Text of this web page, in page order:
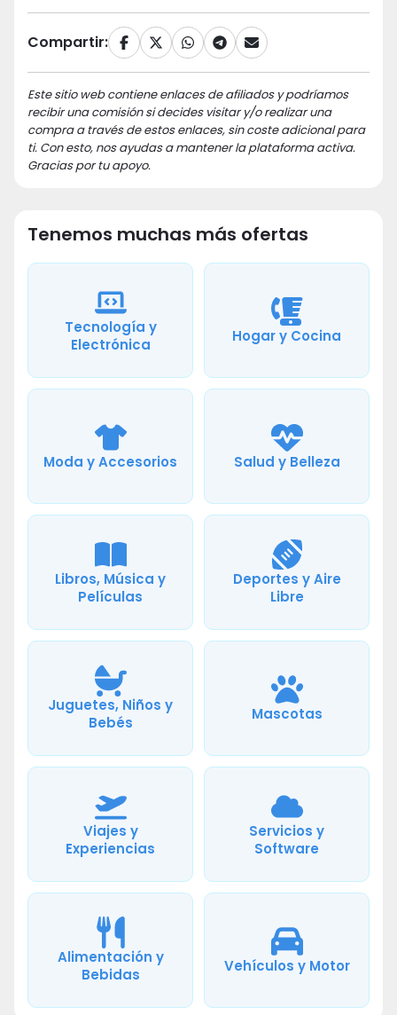
Compartir:
Este sitio web contiene enlaces de afiliados y podríamos
recibir una comisión si decides visitar y/o realizar una
compra a través de estos enlaces, sin coste adicional para
ti. Con esto, nos ayudas a mantener la plataforma activa.
Gracias por tu apoyo.
Tenemos muchas más ofertas
Tecnología y
Electrónica
Hogar y Cocina
Moda y Accesorios Salud y Belleza
Libros, Música y
Películas
Deportes y Aire
Libre
Juguetes, Niños y
Bebés
Mascotas
Viajes y
Experiencias
Servicios y
Software
Alimentación y
Bebidas
Vehículos y Motor